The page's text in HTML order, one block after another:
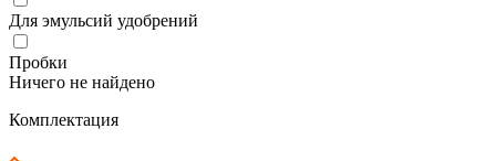
Для эмульсий удобрений
Пробки
Ничего не найдено
Комплектация